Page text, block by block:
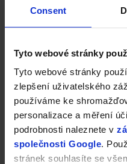
Consent
Tyto webové stránky
Tyto webové stránky
zlepšení uživatelského
používáme ke
personalizace a měření
podrobnosti naleznete v
společnosti Google.
stránek souhlasíte se